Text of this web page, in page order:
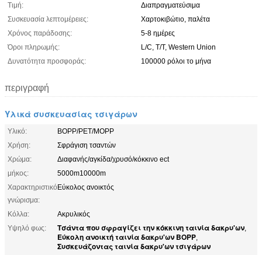
Τιμή:
Διαπραγματεύσιμα
Συσκευασία λεπτομέρειες:
Χαρτοκιβώτιο, παλέτα
Χρόνος παράδοσης:
5-8 ημέρες
Όροι πληρωμής:
L/C, T/T, Western Union
Δυνατότητα προσφοράς:
100000 ρόλοι το μήνα
περιγραφή
Υλικά συσκευασίας τσιγάρων
Υλικό:
BOPP/PET/MOPP
Χρήση:
Σφράγιση τσαντών
Χρώμα:
Διαφανής/αγκίδα/χρυσό/κόκκινο ect
μήκος:
5000m10000m
Χαρακτηριστικό
γνώρισμα:
Εύκολος ανοικτός
Κόλλα:
Ακρυλικός
Υψηλό φως:
Τσάντα που σφραγίζει την κόκκινη ταινία δακρυ'ων,
Εύκολη ανοικτή ταινία δακρυ'ων BOPP,
Συσκευάζοντας ταινία δακρυ'ων τσιγάρων